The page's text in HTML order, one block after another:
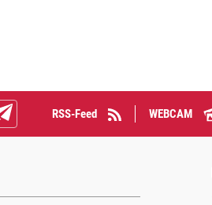
RSS-Feed WEBCAM